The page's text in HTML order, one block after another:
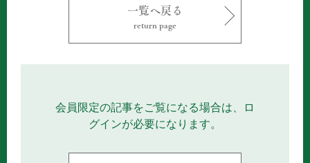
一覧へ戻る
return page
会員限定の記事をご覧になる場合は、ロ
グインが必要になります。